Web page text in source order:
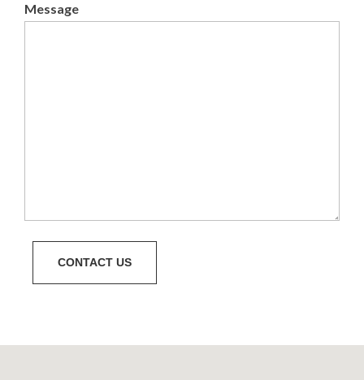
Message
CONTACT US